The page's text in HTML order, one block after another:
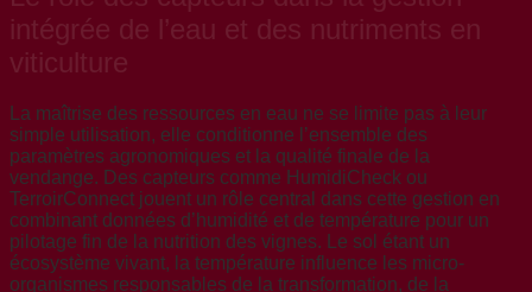
intégrée de l’eau et des nutriments en
viticulture
La maîtrise des ressources en eau ne se limite pas à leur
simple utilisation, elle conditionne l’ensemble des
paramètres agronomiques et la qualité finale de la
vendange. Des capteurs comme HumidiCheck ou
TerroirConnect jouent un rôle central dans cette gestion en
combinant données d’humidité et de température pour un
pilotage fin de la nutrition des vignes. Le sol étant un
écosystème vivant, la température influence les micro-
organismes responsables de la transformation, de la